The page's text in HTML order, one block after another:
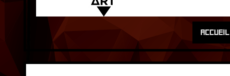
ACCUEIL